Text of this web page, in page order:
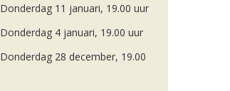
Donderdag 11 januari, 19.00 uur
Donderdag 4 januari, 19.00 uur
Donderdag 28 december, 19.00